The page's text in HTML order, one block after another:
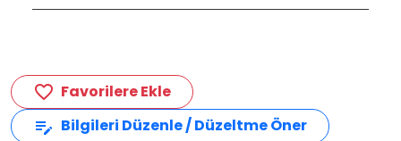
favorite_border Favorilere Ekle
edit_note Bilgileri Düzenle / Düzeltme Öner